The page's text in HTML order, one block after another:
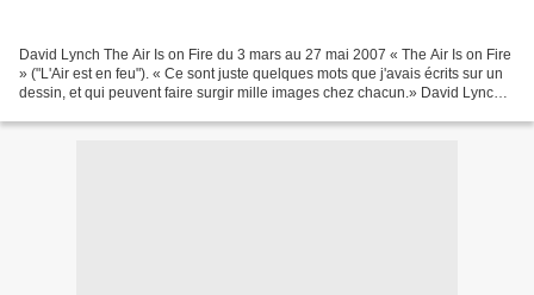
David Lynch The Air Is on Fire du 3 mars au 27 mai 2007 « The Air Is on Fire
» ("L'Air est en feu"). « Ce sont juste quelques mots que j'avais écrits sur un
dessin, et qui peuvent faire surgir mille images chez chacun.» David Lynch